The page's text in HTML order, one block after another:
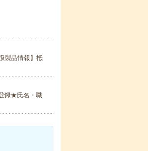
製品情報】抵
録★氏名・職